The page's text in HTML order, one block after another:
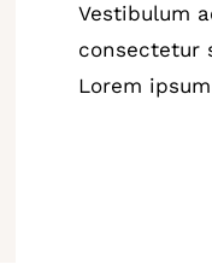
Vestibulum
consectetur
Lorem